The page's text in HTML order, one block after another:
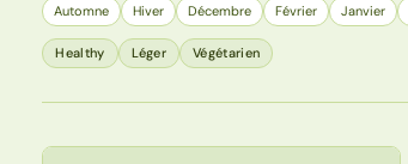
Automne Hiver Décembre Février Janvier
Healthy Léger Végétarien